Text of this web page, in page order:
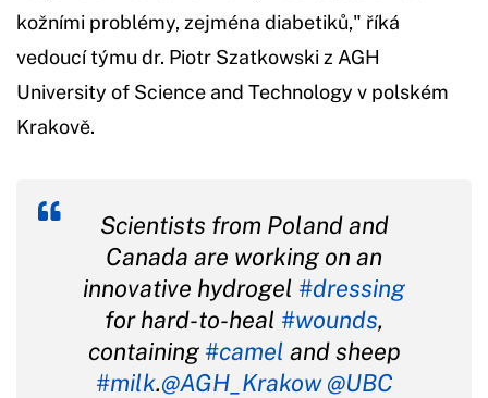
kožními problémy, zejména diabetiků," říká
vedoucí týmu dr. Piotr Szatkowski z AGH
University of Science and Technology v polském
Krakově.
Scientists from Poland and
Canada are working on an
innovative hydrogel #dressing
for hard-to-heal #wounds,
containing #camel and sheep
#milk.@AGH_Krakow @UBC